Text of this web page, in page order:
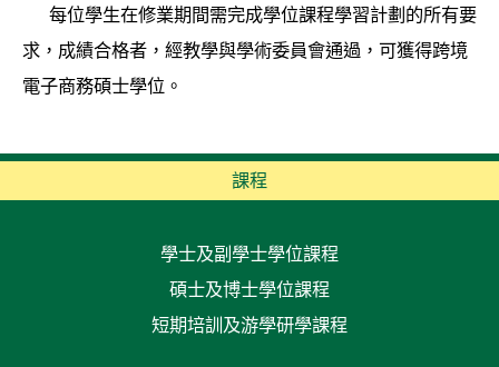
每位學生在修業期間需完成學位課程學習計劃的所有要
求，成績合格者，經教學與學術委員會通過，可獲得跨境
電子商務碩士學位。
課程
學士及副學士學位課程
碩士及博士學位課程
短期培訓及游學研學課程